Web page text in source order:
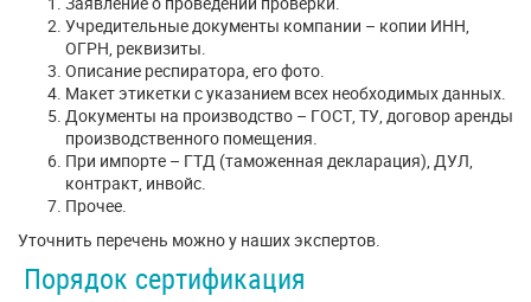
Учредительные документы компании – копии ИНН,
ОГРН, реквизиты.
Описание респиратора, его фото.
Макет этикетки с указанием всех необходимых данных.
Документы на производство – ГОСТ, ТУ, договор аренды
производственного помещения.
При импорте – ГТД (таможенная декларация), ДУЛ,
контракт, инвойс.
Прочее.
Уточнить перечень можно у наших экспертов.
Порядок сертификация